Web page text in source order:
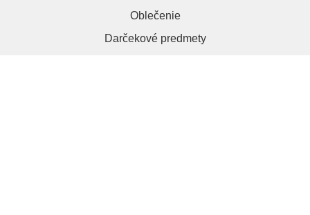
Oblečenie
Darčekové predmety